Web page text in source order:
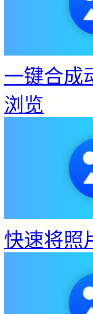
一键合成
浏览
快速将照